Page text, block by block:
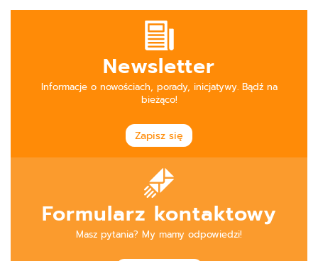
Newsletter
Informacje o nowościach, porady, inicjatywy. Bądź na
bieżąco!
Zapisz się
Formularz kontaktowy
Masz pytania? My mamy odpowiedzi!